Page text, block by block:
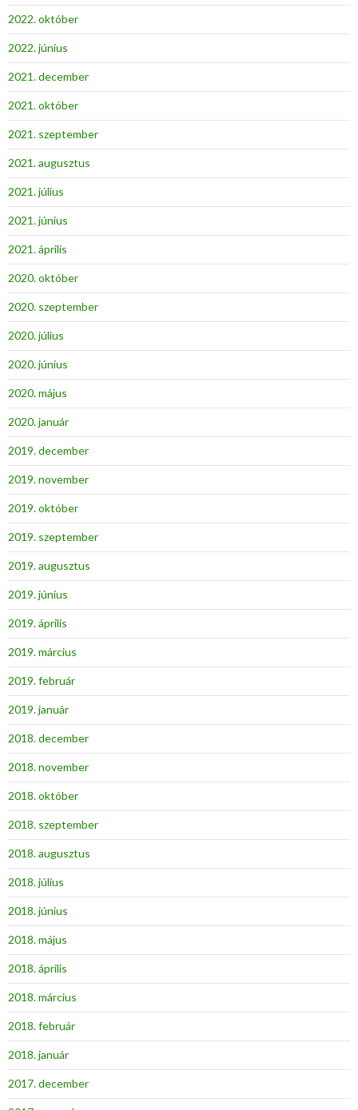
2022. október
2022. június
2021. december
2021. október
2021. szeptember
2021. augusztus
2021. július
2021. június
2021. április
2020. október
2020. szeptember
2020. július
2020. június
2020. május
2020. január
2019. december
2019. november
2019. október
2019. szeptember
2019. augusztus
2019. június
2019. április
2019. március
2019. február
2019. január
2018. december
2018. november
2018. október
2018. szeptember
2018. augusztus
2018. július
2018. június
2018. május
2018. április
2018. március
2018. február
2018. január
2017. december